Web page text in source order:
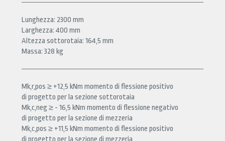
Lunghezza: 2300 mm
Larghezza: 400 mm
Altezza sottorotaia: 164,5 mm
Massa: 328 kg
Mk,r,pos ≥ +12,5 kNm momento di flessione positivo
di progetto per la sezione sottorotaia
Mk,c,neg ≥ - 16,5 kNm momento di flessione negativo
di progetto per la sezione di mezzeria
Mk,c,pos ≥ +11,5 kNm momento di flessione positivo